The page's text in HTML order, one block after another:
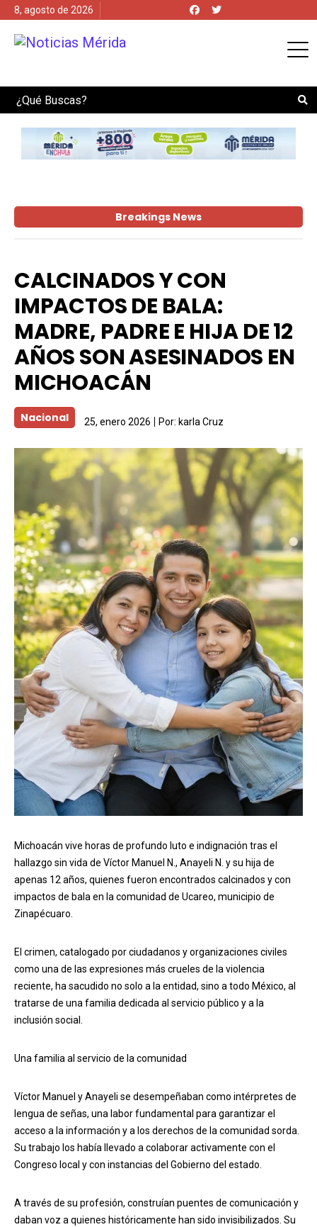
8, agosto de 2026
Search
Breakings News
CALCINADOS Y CON
IMPACTOS DE BALA:
MADRE, PADRE E HIJA DE 12
AÑOS SON ASESINADOS EN
MICHOACÁN
Nacional 25, enero 2026 Por: karla Cruz
Michoacán vive horas de profundo luto e indignación tras el
hallazgo sin vida de Víctor Manuel N., Anayeli N. y su hija de
apenas 12 años, quienes fueron encontrados calcinados y con
impactos de bala en la comunidad de Ucareo, municipio de
Zinapécuaro.
El crimen, catalogado por ciudadanos y organizaciones civiles
como una de las expresiones más crueles de la violencia
reciente, ha sacudido no solo a la entidad, sino a todo México, al
tratarse de una familia dedicada al servicio público y a la
inclusión social.
Una familia al servicio de la comunidad
Víctor Manuel y Anayeli se desempeñaban como intérpretes de
lengua de señas, una labor fundamental para garantizar el
acceso a la información y a los derechos de la comunidad sorda.
Su trabajo los había llevado a colaborar activamente con el
Congreso local y con instancias del Gobierno del estado.
A través de su profesión, construían puentes de comunicación y
daban voz a quienes históricamente han sido invisibilizados. Su